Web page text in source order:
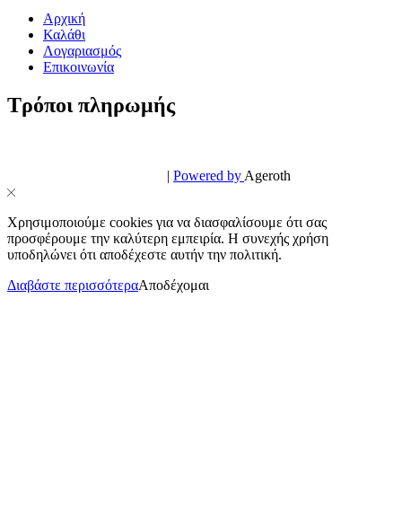
Αρχική
Καλάθι
Λογαριασμός
Επικοινωνία
Τρόποι πληρωμής
| Powered by Ageroth
Χρησιμοποιούμε cookies για να διασφαλίσουμε ότι σας
προσφέρουμε την καλύτερη εμπειρία. Η συνεχής χρήση
υποδηλώνει ότι αποδέχεστε αυτήν την πολιτική.
Διαβάστε περισσότεραΑποδέχομαι